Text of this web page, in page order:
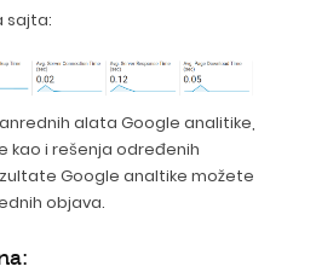
sajta:
alata Google analitike,
kao i rešenja određenih
Google analtike možete
objava.